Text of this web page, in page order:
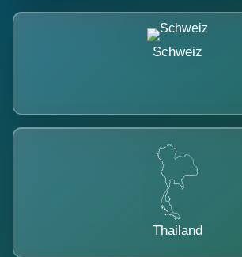
Schweiz
Thailand